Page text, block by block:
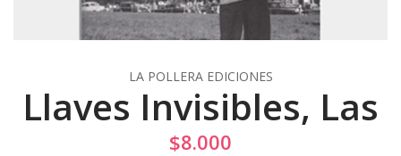
LA POLLERA EDICIONES
Llaves Invisibles, Las
$8.000